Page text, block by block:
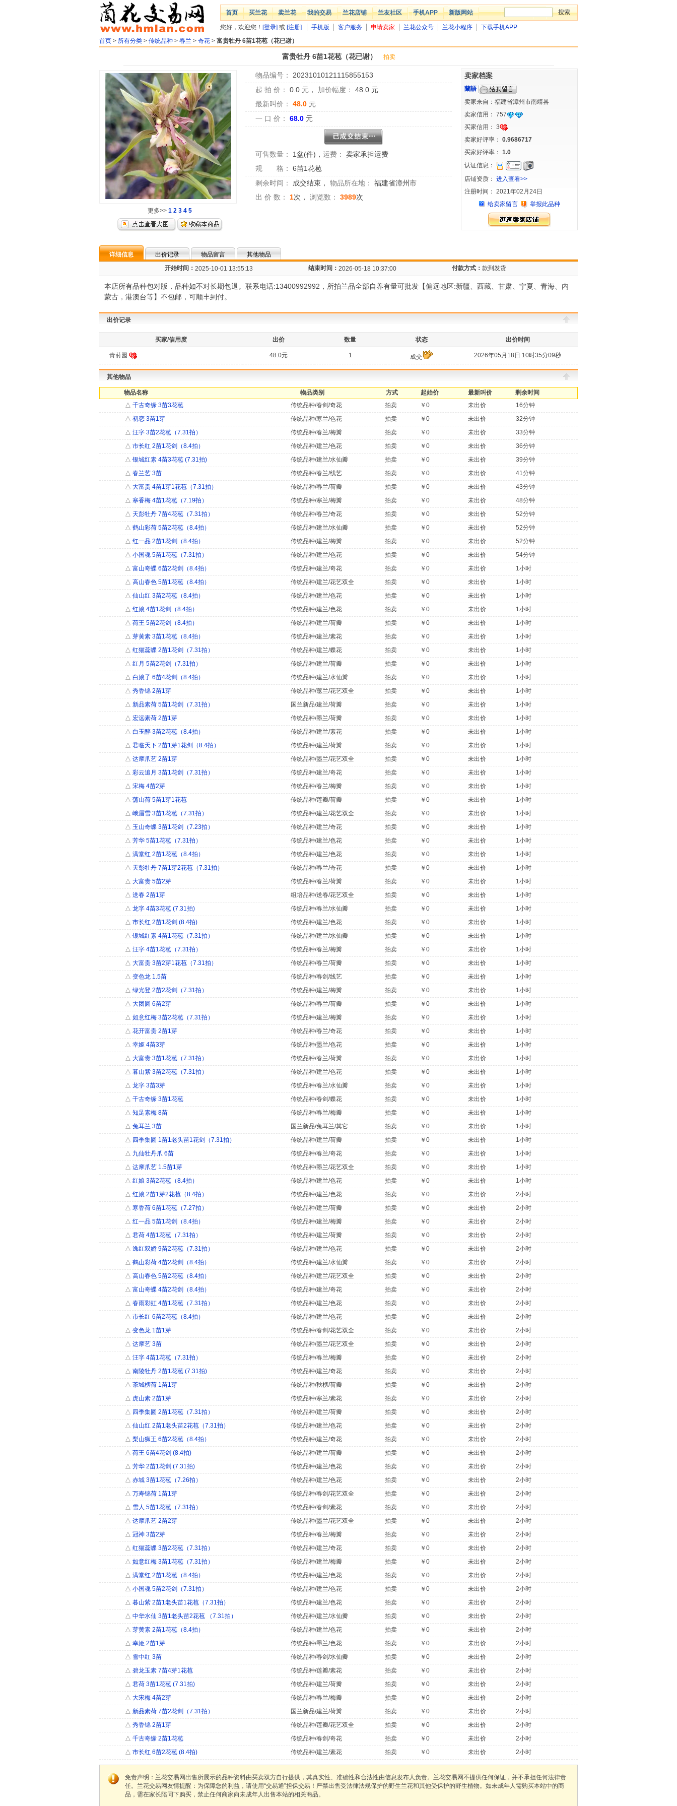
首页 买兰花 卖兰花 我的交易 兰花店铺 兰友社区 手机APP 新版网站
您好，欢迎您！ [登录] 或 [注册] 手机版 客户服务 申请卖家 兰花公众号 兰花小程序
下载手机APP
首页 > 所有分类 > 传统品种 > 春兰 > 奇花 > 富贵牡丹 6苗1花苞（花已谢）
富贵牡丹 6苗1花苞（花已谢） 拍卖
更多>> 1 2 3 4 5
物品编号：
20231010121115855153
起 拍 价：
0.0 元， 加价幅度： 48.0 元
最新叫价：
48.0 元
一 口 价：
68.0 元
可售数量： 1盆(件) ， 运费：
卖家承担运费
规 格：
6苗1花苞
剩余时间：
成交结束 ， 物品所在地：
福建省漳州市
出 价 数：
1次， 浏览数： 3989次
卖家档案
蘭語
卖家来自：福建省漳州市南靖县
卖家信用： 757
买家信用： 3
卖家好评率： 0.9686717
买家好评率： 1.0
认证信息：
店铺资质： 进入查看>>
注册时间： 2021年02月24日
给卖家留言
举报此品种
详细信息 出价记录 物品留言
其他物品
开始时间： 2025-10-01 13:55:13 结束时间： 2026-05-18 10:37:00 付款方式： 款到发货
本店所有品种包对版，品种如不对长期包退。联系电话:13400992992，所拍兰品全部自养有量可批发【偏远地区:新疆、西藏、甘肃、宁夏、青海、内
蒙古，港澳台等】不包邮，可顺丰到付。
出价记录
买家/信用度 出价 数量 状态 出价时间
青莳园 48.0元 1 成交 2026年05月18日 10时35分09秒
其他物品
物品名称 物品类别 方式 起始价 最新叫价
剩余时间
△ 千古奇缘 3苗3花苞 传统品种/春剑/奇花 拍卖 ￥0 未出价
16分钟
△ 初恋 3苗1芽 传统品种/寒兰/色花 拍卖 ￥0 未出价
32分钟
△ 汪字 3苗2花苞（7.31拍） 传统品种/春兰/梅瓣 拍卖 ￥0 未出价
33分钟
△ 市长红 2苗1花剑（8.4拍） 传统品种/建兰/色花 拍卖 ￥0 未出价
36分钟
△ 银城红素 4苗3花苞 (7.31拍) 传统品种/建兰/水仙瓣 拍卖 ￥0 未出价
39分钟
△ 春兰艺 3苗 传统品种/春兰/线艺 拍卖 ￥0 未出价
41分钟
△ 大富贵 4苗1芽1花苞（7.31拍） 传统品种/春兰/荷瓣 拍卖 ￥0 未出价
43分钟
△ 寒香梅 4苗1花苞（7.19拍） 传统品种/寒兰/梅瓣 拍卖 ￥0 未出价
48分钟
△ 天彭牡丹 7苗4花苞（7.31拍） 传统品种/春兰/奇花 拍卖 ￥0 未出价
52分钟
△ 鹤山彩荷 5苗2花苞（8.4拍） 传统品种/建兰/水仙瓣 拍卖 ￥0 未出价
52分钟
△ 红一品 2苗1花剑（8.4拍） 传统品种/建兰/梅瓣 拍卖 ￥0 未出价
52分钟
△ 小国魂 5苗1花苞（7.31拍） 传统品种/建兰/色花 拍卖 ￥0 未出价
54分钟
△ 富山奇蝶 6苗2花剑（8.4拍） 传统品种/建兰/奇花 拍卖 ￥0 未出价
1小时
△ 高山春色 5苗1花苞（8.4拍） 传统品种/建兰/花艺双全 拍卖 ￥0 未出价
1小时
△ 仙山红 3苗2花苞（8.4拍） 传统品种/建兰/色花 拍卖 ￥0 未出价
1小时
△ 红娘 4苗1花剑（8.4拍） 传统品种/建兰/色花 拍卖 ￥0 未出价
1小时
△ 荷王 5苗2花剑（8.4拍） 传统品种/建兰/荷瓣 拍卖 ￥0 未出价
1小时
△ 芽黄素 3苗1花苞（8.4拍） 传统品种/建兰/素花 拍卖 ￥0 未出价
1小时
△ 红猫蕊蝶 2苗1花剑（7.31拍） 传统品种/建兰/蝶花 拍卖 ￥0 未出价
1小时
△ 红月 5苗2花剑（7.31拍） 传统品种/建兰/荷瓣 拍卖 ￥0 未出价
1小时
△ 白娘子 6苗4花剑（8.4拍） 传统品种/建兰/水仙瓣 拍卖 ￥0 未出价
1小时
△ 秀香锦 2苗1芽 传统品种/蕙兰/花艺双全 拍卖 ￥0 未出价
1小时
△ 新品素荷 5苗1花剑（7.31拍） 国兰新品/建兰/荷瓣 拍卖 ￥0 未出价
1小时
△ 宏远素荷 2苗1芽 传统品种/墨兰/荷瓣 拍卖 ￥0 未出价
1小时
△ 白玉醉 3苗2花苞（8.4拍） 传统品种/建兰/素花 拍卖 ￥0 未出价
1小时
△ 君临天下 2苗1芽1花剑（8.4拍） 传统品种/建兰/荷瓣 拍卖 ￥0 未出价
1小时
△ 达摩爪艺 2苗1芽 传统品种/墨兰/花艺双全 拍卖 ￥0 未出价
1小时
△ 彩云追月 3苗1花剑（7.31拍） 传统品种/建兰/奇花 拍卖 ￥0 未出价
1小时
△ 宋梅 4苗2芽 传统品种/春兰/梅瓣 拍卖 ￥0 未出价
1小时
△ 荡山荷 5苗1芽1花苞 传统品种/莲瓣/荷瓣 拍卖 ￥0 未出价
1小时
△ 峨眉雪 3苗1花苞（7.31拍） 传统品种/建兰/花艺双全 拍卖 ￥0 未出价
1小时
△ 玉山奇蝶 3苗1花剑（7.23拍） 传统品种/建兰/奇花 拍卖 ￥0 未出价
1小时
△ 芳华 5苗1花苞（7.31拍） 传统品种/建兰/色花 拍卖 ￥0 未出价
1小时
△ 满堂红 2苗1花苞（8.4拍） 传统品种/建兰/色花 拍卖 ￥0 未出价
1小时
△ 天彭牡丹 7苗1芽2花苞（7.31拍） 传统品种/春兰/奇花 拍卖 ￥0 未出价
1小时
△ 大富贵 5苗2芽 传统品种/春兰/荷瓣 拍卖 ￥0 未出价
1小时
△ 送春 2苗1芽 组培品种/送春/花艺双全 拍卖 ￥0 未出价
1小时
△ 龙字 4苗3花苞 (7.31拍) 传统品种/春兰/水仙瓣 拍卖 ￥0 未出价
1小时
△ 市长红 2苗1花剑 (8.4拍) 传统品种/建兰/色花 拍卖 ￥0 未出价
1小时
△ 银城红素 4苗1花苞（7.31拍） 传统品种/建兰/水仙瓣 拍卖 ￥0 未出价
1小时
△ 汪字 4苗1花苞（7.31拍） 传统品种/春兰/梅瓣 拍卖 ￥0 未出价
1小时
△ 大富贵 3苗2芽1花苞（7.31拍） 传统品种/春兰/荷瓣 拍卖 ￥0 未出价
1小时
△ 变色龙 1.5苗 传统品种/春剑/线艺 拍卖 ￥0 未出价
1小时
△ 绿光登 2苗2花剑（7.31拍） 传统品种/建兰/梅瓣 拍卖 ￥0 未出价
1小时
△ 大团圆 6苗2芽 传统品种/春兰/荷瓣 拍卖 ￥0 未出价
1小时
△ 如意红梅 3苗2花苞（7.31拍） 传统品种/建兰/梅瓣 拍卖 ￥0 未出价
1小时
△ 花开富贵 2苗1芽 传统品种/春兰/奇花 拍卖 ￥0 未出价
1小时
△ 幸姬 4苗3芽 传统品种/墨兰/色花 拍卖 ￥0 未出价
1小时
△ 大富贵 3苗1花苞（7.31拍） 传统品种/春兰/荷瓣 拍卖 ￥0 未出价
1小时
△ 暮山紫 3苗2花苞（7.31拍） 传统品种/建兰/色花 拍卖 ￥0 未出价
1小时
△ 龙字 3苗3芽 传统品种/春兰/水仙瓣 拍卖 ￥0 未出价
1小时
△ 千古奇缘 3苗1花苞 传统品种/春剑/蝶花 拍卖 ￥0 未出价
1小时
△ 知足素梅 8苗 传统品种/春兰/梅瓣 拍卖 ￥0 未出价
1小时
△ 兔耳兰 3苗 国兰新品/兔耳兰/其它 拍卖 ￥0 未出价
1小时
△ 四季集圆 1苗1老头苗1花剑（7.31拍） 传统品种/建兰/荷瓣 拍卖 ￥0 未出价
1小时
△ 九仙牡丹爪 6苗 传统品种/春兰/奇花 拍卖 ￥0 未出价
1小时
△ 达摩爪艺 1.5苗1芽 传统品种/墨兰/花艺双全 拍卖 ￥0 未出价
1小时
△ 红娘 3苗2花苞（8.4拍） 传统品种/建兰/色花 拍卖 ￥0 未出价
1小时
△ 红娘 2苗1芽2花苞（8.4拍） 传统品种/建兰/色花 拍卖 ￥0 未出价
2小时
△ 寒香荷 6苗1花苞（7.27拍） 传统品种/建兰/荷瓣 拍卖 ￥0 未出价
2小时
△ 红一品 5苗1花剑（8.4拍） 传统品种/建兰/梅瓣 拍卖 ￥0 未出价
2小时
△ 君荷 4苗1花苞（7.31拍） 传统品种/建兰/荷瓣 拍卖 ￥0 未出价
2小时
△ 逸红双娇 9苗2花苞（7.31拍） 传统品种/建兰/色花 拍卖 ￥0 未出价
2小时
△ 鹤山彩荷 4苗2花剑（8.4拍） 传统品种/建兰/水仙瓣 拍卖 ￥0 未出价
2小时
△ 高山春色 5苗2花苞（8.4拍） 传统品种/建兰/花艺双全 拍卖 ￥0 未出价
2小时
△ 富山奇蝶 4苗2花剑（8.4拍） 传统品种/建兰/奇花 拍卖 ￥0 未出价
2小时
△ 春雨彩虹 4苗1花苞（7.31拍） 传统品种/建兰/色花 拍卖 ￥0 未出价
2小时
△ 市长红 6苗2花苞（8.4拍） 传统品种/建兰/色花 拍卖 ￥0 未出价
2小时
△ 变色龙 1苗1芽 传统品种/春剑/花艺双全 拍卖 ￥0 未出价
2小时
△ 达摩艺 3苗 传统品种/墨兰/花艺双全 拍卖 ￥0 未出价
2小时
△ 汪字 4苗1花苞（7.31拍） 传统品种/春兰/梅瓣 拍卖 ￥0 未出价
2小时
△ 南陵牡丹 2苗1花苞 (7.31拍) 传统品种/建兰/奇花 拍卖 ￥0 未出价
2小时
△ 茶城榜荷 1苗1芽 传统品种/秋榜/荷瓣 拍卖 ￥0 未出价
2小时
△ 虎山素 2苗1芽 传统品种/寒兰/素花 拍卖 ￥0 未出价
2小时
△ 四季集圆 2苗1花苞（7.31拍） 传统品种/建兰/荷瓣 拍卖 ￥0 未出价
2小时
△ 仙山红 2苗1老头苗2花苞（7.31拍） 传统品种/建兰/色花 拍卖 ￥0 未出价
2小时
△ 梨山狮王 6苗2花苞（8.4拍） 传统品种/建兰/奇花 拍卖 ￥0 未出价
2小时
△ 荷王 6苗4花剑 (8.4拍) 传统品种/建兰/荷瓣 拍卖 ￥0 未出价
2小时
△ 芳华 2苗1花剑 (7.31拍) 传统品种/建兰/色花 拍卖 ￥0 未出价
2小时
△ 赤城 3苗1花苞（7.26拍） 传统品种/建兰/色花 拍卖 ￥0 未出价
2小时
△ 万寿锦荷 1苗1芽 传统品种/春剑/花艺双全 拍卖 ￥0 未出价
2小时
△ 雪人 5苗1花苞（7.31拍） 传统品种/春剑/素花 拍卖 ￥0 未出价
2小时
△ 达摩爪艺 2苗2芽 传统品种/墨兰/花艺双全 拍卖 ￥0 未出价
2小时
△ 冠神 3苗2芽 传统品种/春兰/梅瓣 拍卖 ￥0 未出价
2小时
△ 红猫蕊蝶 3苗2花苞（7.31拍） 传统品种/建兰/奇花 拍卖 ￥0 未出价
2小时
△ 如意红梅 3苗1花苞（7.31拍） 传统品种/建兰/梅瓣 拍卖 ￥0 未出价
2小时
△ 满堂红 2苗1花苞（8.4拍） 传统品种/建兰/色花 拍卖 ￥0 未出价
2小时
△ 小国魂 5苗2花剑（7.31拍） 传统品种/建兰/色花 拍卖 ￥0 未出价
2小时
△ 暮山紫 2苗1老头苗1花苞（7.31拍） 传统品种/建兰/色花 拍卖 ￥0 未出价
2小时
△ 中华水仙 3苗1老头苗2花苞 （7.31拍） 传统品种/建兰/水仙瓣 拍卖 ￥0 未出价
2小时
△ 芽黄素 2苗1花苞（8.4拍） 传统品种/建兰/色花 拍卖 ￥0 未出价
2小时
△ 幸姬 2苗1芽 传统品种/墨兰/色花 拍卖 ￥0 未出价
2小时
△ 雪中红 3苗 传统品种/春剑/水仙瓣 拍卖 ￥0 未出价
2小时
△ 碧龙玉素 7苗4芽1花苞 传统品种/莲瓣/素花 拍卖 ￥0 未出价
2小时
△ 君荷 3苗1花苞 (7.31拍) 传统品种/建兰/荷瓣 拍卖 ￥0 未出价
2小时
△ 大宋梅 4苗2芽 传统品种/春兰/梅瓣 拍卖 ￥0 未出价
2小时
△ 新品素荷 7苗2花剑（7.31拍） 国兰新品/建兰/荷瓣 拍卖 ￥0 未出价
2小时
△ 秀香锦 2苗1芽 传统品种/莲瓣/花艺双全 拍卖 ￥0 未出价
2小时
△ 千古奇缘 2苗1花苞 传统品种/春剑/奇花 拍卖 ￥0 未出价
2小时
△ 市长红 6苗2花苞 (8.4拍) 传统品种/建兰/素花 拍卖 ￥0 未出价 2小时
免责声明：兰花交易网出售所展示的品种资料由买卖双方自行提供，其真实性、准确性和合法性由信息发布人负责。兰花交易网不提供任何保证，并不承担任何法律责
任。兰花交易网友情提醒：为保障您的利益，请使用“交易通”担保交易！严禁出售受法律法规保护的野生兰花和其他受保护的野生植物。如未成年人需购买本站中的商
品，需在家长陪同下购买，禁止任何商家向未成年人出售本站的相关商品。